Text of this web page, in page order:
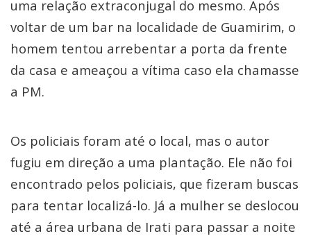
uma relação extraconjugal do mesmo. Após
voltar de um bar na localidade de Guamirim, o
homem tentou arrebentar a porta da frente
da casa e ameaçou a vítima caso ela chamasse
a PM.
Os policiais foram até o local, mas o autor
fugiu em direção a uma plantação. Ele não foi
encontrado pelos policiais, que fizeram buscas
para tentar localizá-lo. Já a mulher se deslocou
até a área urbana de Irati para passar a noite